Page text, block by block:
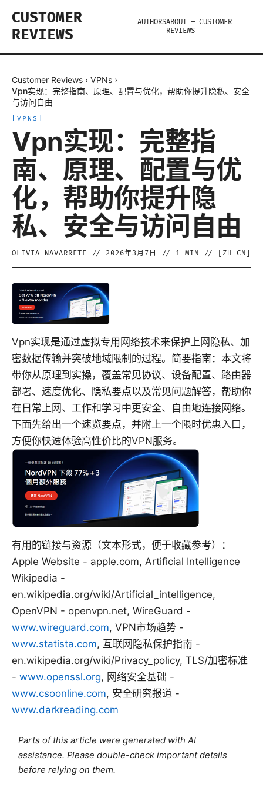
CUSTOMER
REVIEWS
AUTHORSABOUT — CUSTOMER
REVIEWS
Customer Reviews › VPNs ›
Vpn实现：完整指南、原理、配置与优化，帮助你提升隐私、安全
与访问自由
VPNS
Vpn实现：完整指
南、原理、配置与优
化，帮助你提升隐
私、安全与访问自由
OLIVIA NAVARRETE // 2026年3月7日 // 1 MIN // [ ZH-CN
Vpn实现是通过虚拟专用网络技术来保护上网隐私、加
密数据传输并突破地域限制的过程。简要指南：本文将
带你从原理到实操，覆盖常见协议、设备配置、路由器
部署、速度优化、隐私要点以及常见问题解答，帮助你
在日常上网、工作和学习中更安全、自由地连接网络。
下面先给出一个速览要点，并附上一个限时优惠入口，
方便你快速体验高性价比的VPN服务。
有用的链接与资源（文本形式，便于收藏参考）：
Apple Website - apple.com, Artificial Intelligence
Wikipedia -
en.wikipedia.org/wiki/Artificial_intelligence,
OpenVPN - openvpn.net, WireGuard -
www.wireguard.com, VPN市场趋势 -
www.statista.com, 互联网隐私保护指南 -
en.wikipedia.org/wiki/Privacy_policy, TLS/加密标准
- www.openssl.org, 网络安全基础 -
www.csoonline.com, 安全研究报道 -
www.darkreading.com
Parts of this article were generated with AI
assistance. Please double-check important details
before relying on them.